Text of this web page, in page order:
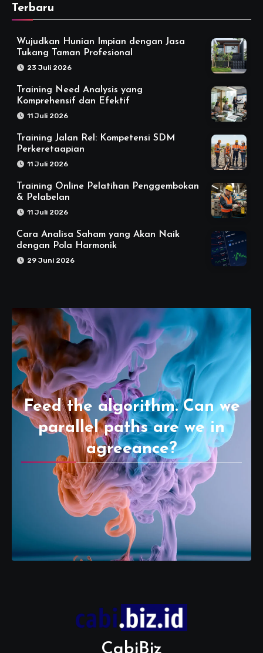
Terbaru
Wujudkan Hunian Impian dengan Jasa
Tukang Taman Profesional
23 Juli 2026
Training Need Analysis yang
Komprehensif dan Efektif
11 Juli 2026
Training Jalan Rel: Kompetensi SDM
Perkeretaapian
11 Juli 2026
Training Online Pelatihan Penggembokan
& Pelabelan
11 Juli 2026
Cara Analisa Saham yang Akan Naik
dengan Pola Harmonik
29 Juni 2026
Feed the algorithm. Can we
parallel paths are we in
agreeance?
CabiBiz